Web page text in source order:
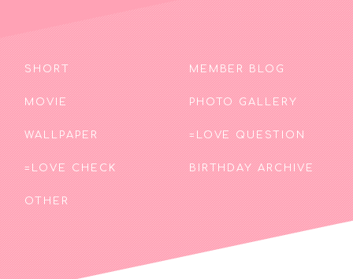
SHORT MEMBER BLOG
MOVIE PHOTO GALLERY
WALLPAPER =LOVE QUESTION
=LOVE CHECK BIRTHDAY ARCHIVE
OTHER